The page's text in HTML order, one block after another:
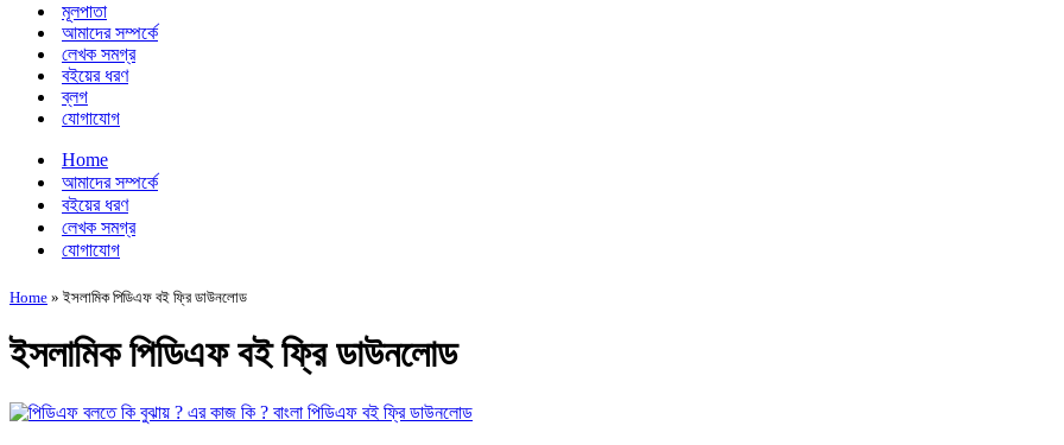
মূলপাতা
আমাদের সম্পর্কে
লেখক সমগ্র
বইয়ের ধরণ
ব্লগ
যোগাযোগ
Home
আমাদের সম্পর্কে
বইয়ের ধরণ
লেখক সমগ্র
যোগাযোগ
Home »ইসলামিক পিডিএফ বই ফ্রি ডাউনলোড
ইসলামিক পিডিএফ বই ফ্রি ডাউনলোড